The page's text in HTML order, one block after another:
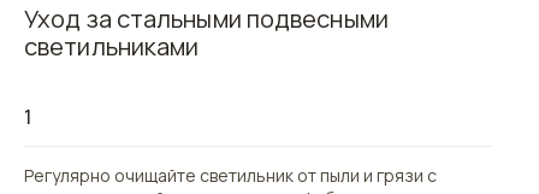
Уход за стальными подвесными
светильниками
1
Регулярно очищайте светильник от пыли и грязи с